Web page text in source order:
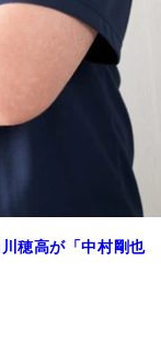
穂高が「中村剛也